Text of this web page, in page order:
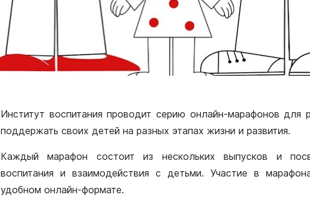
Институт воспитания проводит серию онлайн-марафонов для
поддержать своих детей на разных этапах жизни и развития.
Каждый марафон состоит из нескольких выпусков и
воспитания и взаимодействия с детьми. Участие в
удобном онлайн-формате.